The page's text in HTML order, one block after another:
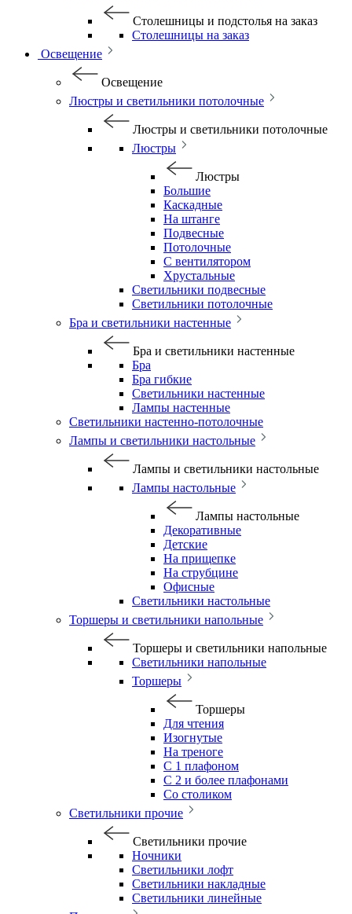
Столешницы и подстолья на заказ
Столешницы на заказ
Освещение
Освещение
Люстры и светильники потолочные
Люстры и светильники потолочные
Люстры
Люстры
Большие
Каскадные
На штанге
Подвесные
Потолочные
С вентилятором
Хрустальные
Светильники подвесные
Светильники потолочные
Бра и светильники настенные
Бра и светильники настенные
Бра
Бра гибкие
Светильники настенные
Лампы настенные
Светильники настенно-потолочные
Лампы и светильники настольные
Лампы и светильники настольные
Лампы настольные
Лампы настольные
Декоративные
Детские
На прищепке
На струбцине
Офисные
Светильники настольные
Торшеры и светильники напольные
Торшеры и светильники напольные
Светильники напольные
Торшеры
Торшеры
Для чтения
Изогнутые
На треноге
С 1 плафоном
С 2 и более плафонами
Со столиком
Светильники прочие
Светильники прочие
Ночники
Светильники лофт
Светильники накладные
Светильники линейные